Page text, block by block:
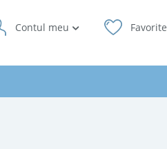
Favorite
Contul meu